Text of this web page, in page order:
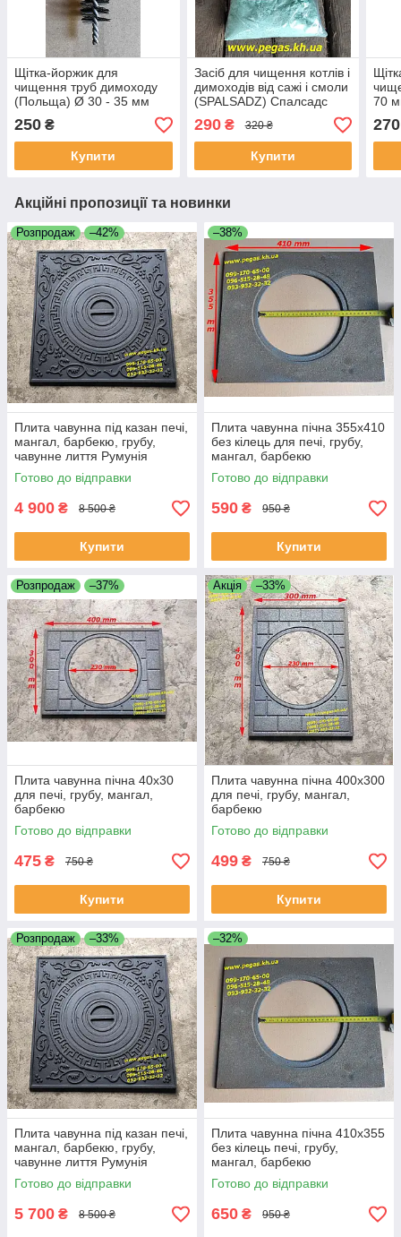
Щітка-йоржик для
чищення труб димоходу
(Польща) Ø 30 - 35 мм
250 ₴
Купити
Засіб для чищення котлів і
димоходів від сажі і смоли
(SPALSADZ) Спалсадс
Оригінал!
290₴ 320 ₴
Купити
70
270
Акційні пропозиції та новинки
Розпродаж –42%
Плита чавунна під казан печі,
мангал, барбекю, грубу,
чавунне лиття Румунія
Готово до відправки
4 900 ₴ 8 500 ₴
Купити
–38%
Плита чавунна пічна 355х410
без кілець для печі, грубу,
мангал, барбекю
Готово до відправки
590 ₴ 950 ₴
Купити
Розпродаж –37%
Плита чавунна пічна 40х30
для печі, грубу, мангал,
барбекю
Готово до відправки
475 ₴ 750 ₴
Купити
Акція –33%
Плита чавунна пічна 400х300
для печі, грубу, мангал,
барбекю
Готово до відправки
499 ₴ 750 ₴
Купити
Розпродаж –33%
Плита чавунна під казан печі,
мангал, барбекю, грубу,
чавунне лиття Румунія
Готово до відправки
5 700 ₴ 8 500 ₴
–32%
Плита чавунна пічна 410х355
без кілець печі, грубу,
мангал, барбекю
Готово до відправки
650 ₴ 950 ₴